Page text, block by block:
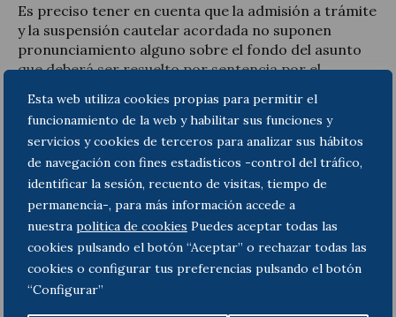
Esta web utiliza cookies propias para permitir el
funcionamiento de la web y habilitar sus funciones y
servicios y cookies de terceros para analizar sus hábitos
de navegación con fines estadísticos -control del tráfico,
identificar la sesión, recuento de visitas, tiempo de
permanencia-, para más información accede a
nuestra politica de cookies Puedes aceptar todas las
cookies pulsando el botón “Aceptar” o rechazar todas las
cookies o configurar tus preferencias pulsando el botón
“Configurar”
Es preciso tener en cuenta que la admisión a trámite
y la suspensión cautelar acordada no suponen
pronunciamiento alguno sobre el fondo del asunto
que deberá ser resuelto por sentencia por el
Puede consultar el texto íntegro de la Providencia
del TC comentada aquí.
Siguiente
Anterior